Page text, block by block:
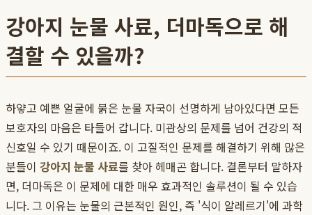
강아지 눈물 사료, 더마독으로 해
결할 수 있을까?
하얗고 예쁜 얼굴에 붉은 눈물 자국이 선명하게 남아있다면 모든
보호자의 마음은 타들어 갑니다. 미관상의 문제를 넘어 건강의 적
신호일 수 있기 때문이죠. 이 고질적인 문제를 해결하기 위해 많은
분들이 강아지 눈물 사료를 찾아 헤매곤 합니다. 결론부터 말하자
면, 더마독은 이 문제에 대한 매우 효과적인 솔루션이 될 수 있습
니다. 그 이유는 눈물의 근본적인 원인, 즉 '식이 알레르기'에 과학